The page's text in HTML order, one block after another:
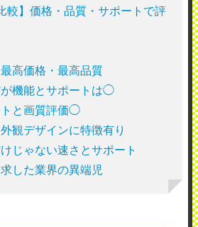
較】価格・品質・サポートで評
高価格・最高品質
機能とサポートは◯
と画質評価◯
観デザインに特徴有り
じゃない速さとサポート
した業界の異端児